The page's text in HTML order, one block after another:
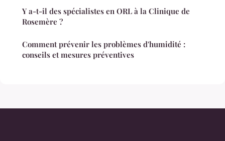
Y a-t-il des spécialistes en ORL à la Clinique de
Rosemère ?
Comment prévenir les problèmes d'humidité :
conseils et mesures préventives